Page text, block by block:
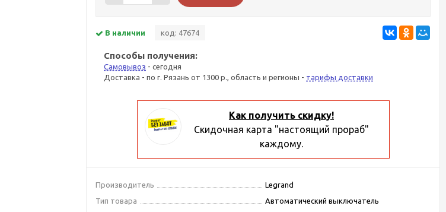
В наличии код: 47674
Способы получения:
Самовывоз - сегодня
Доставка - по г. Рязань от 1300 р., область и регионы - тарифы доставки
Как получить скидку!
Скидочная карта "настоящий прораб"
каждому.
Производитель
Legrand
Тип товара
Автоматический выключатель